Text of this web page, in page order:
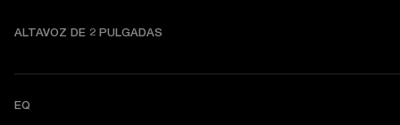
ALTAVOZ DE 2 PULGADAS
EQ